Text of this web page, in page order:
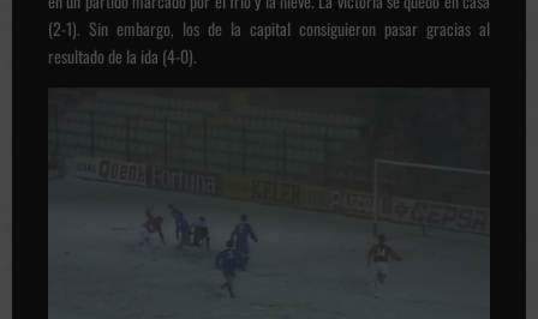
(2-1). Sin embargo, los de la capital consiguieron pasar gracias al
resultado de la ida (4-0).